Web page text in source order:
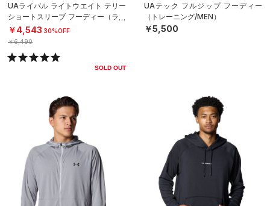
UAライバル ライトウエイト テリー
ショートスリーブ フーディー（ライ
フスタイル/MEN）
￥4,543 30%OFF
￥6,490
SOLD OUT
UAテック フルジップ フーディー
（トレーニング/MEN）
￥5,500